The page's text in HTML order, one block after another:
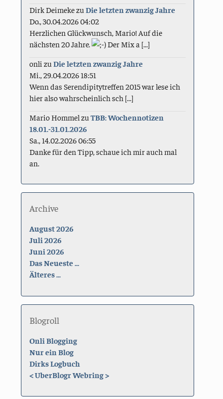
Dirk DeimekezuDie letzten zwanzig Jahre
Do., 30.04.2026 04:02
Herzlichen Glückwunsch, Mario! Auf die
nächsten 20 Jahre.
Der Mix a [...]
onli zuDie letzten zwanzig Jahre
Mi., 29.04.2026 18:51
Wenn das Serendipitytreffen 2015 war lese ich
hier also wahrscheinlich sch [...]
Mario Hommel zuTBB: Wochennotizen
18.01.-31.01.2026
Sa., 14.02.2026 06:55
Danke für den Tipp, schaue ich mir auch mal
an.
Archive
August 2026
Juli 2026
Juni 2026
Das Neueste ...
Älteres ...
Blogroll
Onli Blogging
Nur ein Blog
Dirks Logbuch
<UberBlogr Webring>